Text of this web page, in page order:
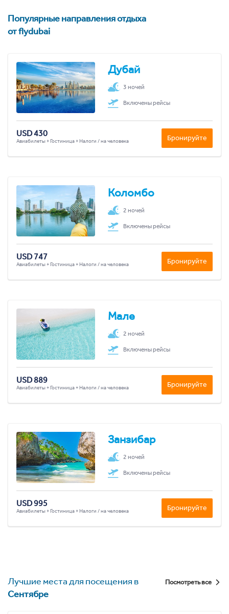
Популярные направления отдыха
от flydubai
Дубай
3 ночей
Включены рейсы
USD 430
Авиабилеты + Гостиница + Налоги / на человека Бронируйте
Коломбо
2 ночей
Включены рейсы
USD 747
Авиабилеты + Гостиница + Налоги / на человека Бронируйте
Мале
2 ночей
Включены рейсы
USD 889
Авиабилеты + Гостиница + Налоги / на человека Бронируйте
Занзибар
2 ночей
Включены рейсы
USD 995
Авиабилеты + Гостиница + Налоги / на человека Бронируйте
Лучшие места для посещения в
Сентябре
Посмотреть все